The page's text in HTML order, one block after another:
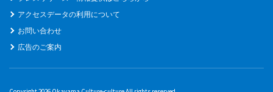
アクセスデータの利用について
お問い合わせ
広告のご案内